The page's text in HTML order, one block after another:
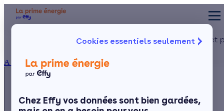
Cookies essentiels seulement
Chez Effy vos données sont bien gardées,
À propos
du lundi au vendredi -
3456
Aides et